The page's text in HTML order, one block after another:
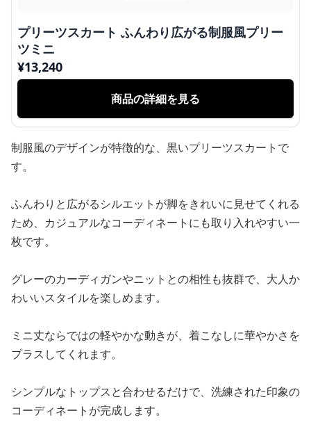
プリーツスカート ふんわり広がる制服風プリー
ツミニ
¥13,240
商品の詳細を見る
制服風のデザインが特徴的な、黒いプリーツスカートで
す。
ふんわりと広がるシルエットが脚をきれいに見せてくれる
ため、カジュアルなコーディネートにも取り入れやすい一
枚です。
グレーのカーディガンやニットとの相性も抜群で、大人か
わいいスタイルを楽しめます。
ミニ丈ならではの軽やかな動きが、着こなしに華やかさを
プラスしてくれます。
シンプルなトップスと合わせるだけで、洗練された印象の
コーディネートが完成します。